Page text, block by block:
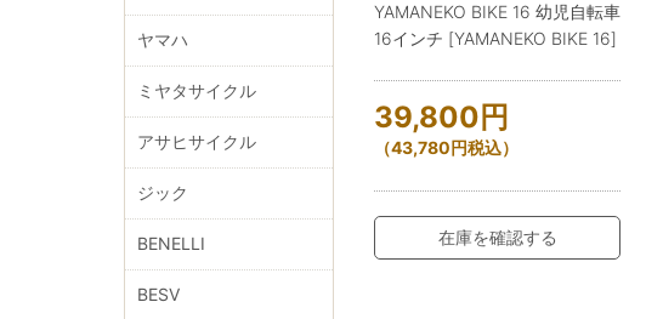
YAMANEKO BIKE 16 幼児自転車
16インチ [YAMANEKO BIKE 16]
39,800 円
（43,780円税込）
在庫を確認する
ヤマハ
ミヤタサイクル
アサヒサイクル
ジック
BENELLI
BESV